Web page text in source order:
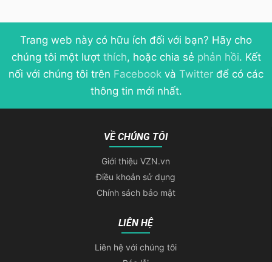
Trang web này có hữu ích đối với bạn? Hãy cho
chúng tôi một lượt thích, hoặc chia sẻ phản hồi. Kết
nối với chúng tôi trên Facebook và Twitter để có các
thông tin mới nhất.
VỀ CHÚNG TÔI
Giới thiệu VZN.vn
Điều khoản sử dụng
Chính sách bảo mật
LIÊN HỆ
Liên hệ với chúng tôi